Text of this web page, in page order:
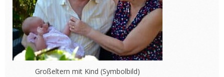
Großeltern mit Kind (Symbolbild)